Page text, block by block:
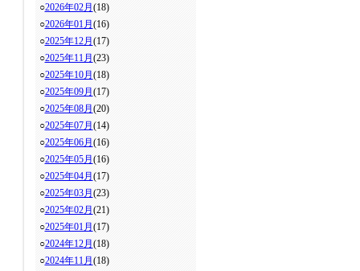
○2026年02月 (18)
○2026年01月 (16)
○2025年12月 (17)
○2025年11月 (23)
○2025年10月 (18)
○2025年09月 (17)
○2025年08月 (20)
○2025年07月 (14)
○2025年06月 (16)
○2025年05月 (16)
○2025年04月 (17)
○2025年03月 (23)
○2025年02月 (21)
○2025年01月 (17)
○2024年12月 (18)
○2024年11月 (18)